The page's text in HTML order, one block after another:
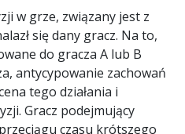
w grze, związany jest z
się dany gracz. Na to,
do gracza A lub B
antycypowanie zachowań
tego działania i
Gracz podejmujący
czasu krótszego